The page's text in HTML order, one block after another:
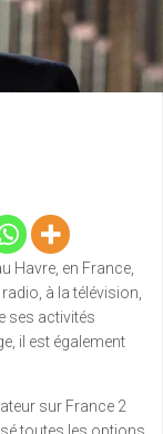
Havre, en France,
à la télévision,
ses activités
il est également
sur France 2